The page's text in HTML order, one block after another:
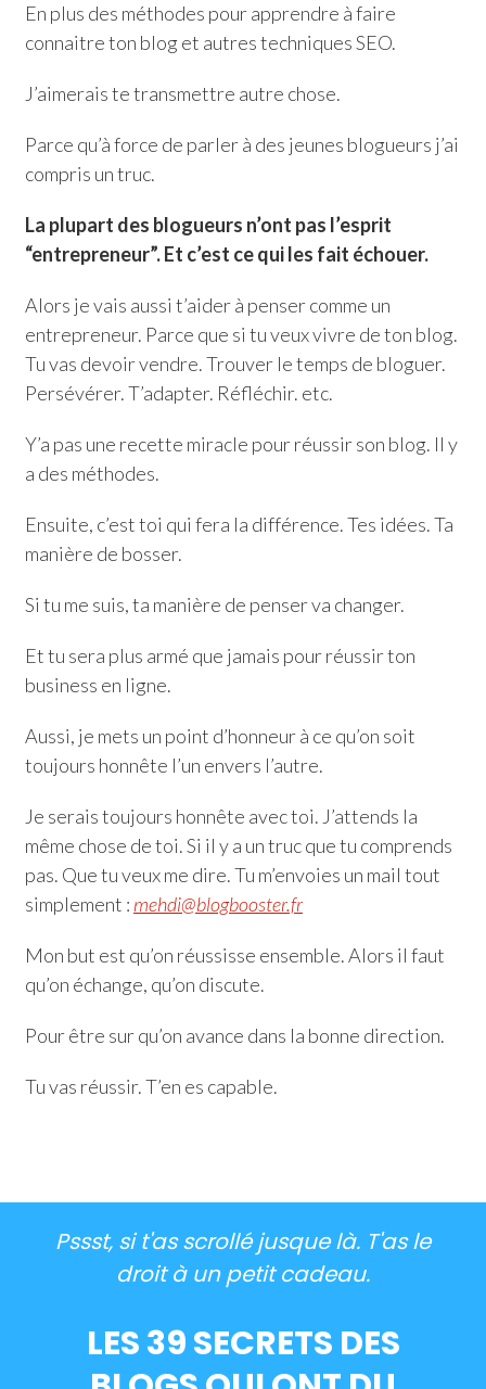
En plus des méthodes pour apprendre à faire
connaitre ton blog et autres techniques SEO.
J’aimerais te transmettre autre chose.
Parce qu’à force de parler à des jeunes blogueurs j’ai
compris un truc.
La plupart des blogueurs n’ont pas l’esprit
“entrepreneur”. Et c’est ce qui les fait échouer.
Alors je vais aussi t’aider à penser comme un
entrepreneur. Parce que si tu veux vivre de ton blog.
Tu vas devoir vendre. Trouver le temps de bloguer.
Persévérer. T’adapter. Réfléchir. etc.
Y’a pas une recette miracle pour réussir son blog. Il y
a des méthodes.
Ensuite, c’est toi qui fera la différence. Tes idées. Ta
manière de bosser.
Si tu me suis, ta manière de penser va changer.
Et tu sera plus armé que jamais pour réussir ton
business en ligne.
Aussi, je mets un point d’honneur à ce qu’on soit
toujours honnête l’un envers l’autre.
Je serais toujours honnête avec toi. J’attends la
même chose de toi. Si il y a un truc que tu comprends
pas. Que tu veux me dire. Tu m’envoies un mail tout
simplement : mehdi@blogbooster.fr
Mon but est qu’on réussisse ensemble. Alors il faut
qu’on échange, qu’on discute.
Pour être sur qu’on avance dans la bonne direction.
Tu vas réussir. T’en es capable.
Pssst, si t'as scrollé jusque là. T'as le
droit à un petit cadeau.
LES 39 SECRETS DES